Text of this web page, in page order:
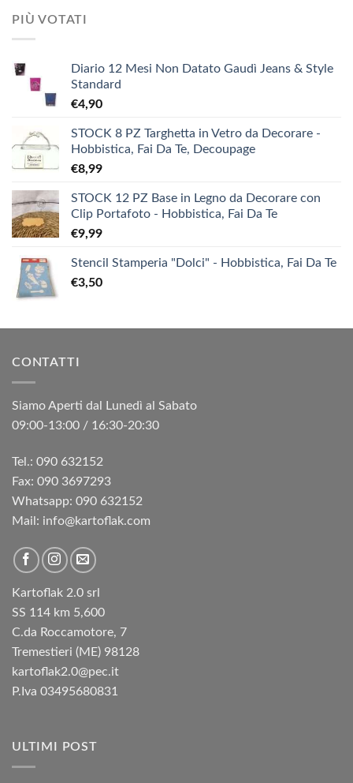
PIÙ VOTATI
Diario 12 Mesi Non Datato Gaudì Jeans & Style
Standard
€4,90
STOCK 8 PZ Targhetta in Vetro da Decorare -
Hobbistica, Fai Da Te, Decoupage
€8,99
STOCK 12 PZ Base in Legno da Decorare con
Clip Portafoto - Hobbistica, Fai Da Te
€9,99
Stencil Stamperia "Dolci" - Hobbistica, Fai Da Te
€3,50
CONTATTI
Siamo Aperti dal Lunedì al Sabato
09:00-13:00 / 16:30-20:30
Tel.: 090 632152
Fax: 090 3697293‬
Whatsapp: 090 632152
Mail: info@kartoflak.com
Kartoflak 2.0 srl
SS 114 km 5,600
C.da Roccamotore, 7
Tremestieri (ME) 98128
kartoflak2.0@pec.it
P.Iva 03495680831
ULTIMI POST